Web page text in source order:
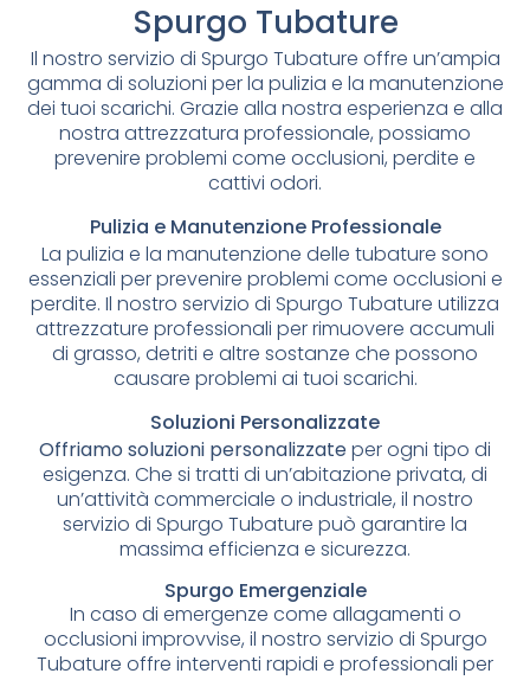
Spurgo Tubature
Il nostro servizio di Spurgo Tubature offre un’ampia
gamma di soluzioni per la pulizia e la manutenzione
dei tuoi scarichi. Grazie alla nostra esperienza e alla
nostra attrezzatura professionale, possiamo
prevenire problemi come occlusioni, perdite e
cattivi odori.
Pulizia e Manutenzione Professionale
La pulizia e la manutenzione delle tubature sono
essenziali per prevenire problemi come occlusioni e
perdite. Il nostro servizio di Spurgo Tubature utilizza
attrezzature professionali per rimuovere accumuli
di grasso, detriti e altre sostanze che possono
causare problemi ai tuoi scarichi.
Soluzioni Personalizzate
Offriamo soluzioni personalizzateper ogni tipo di
esigenza. Che si tratti di un’abitazione privata, di
un’attività commerciale o industriale, il nostro
servizio di Spurgo Tubature può garantire la
massima efficienza e sicurezza.
Spurgo Emergenziale
In caso di emergenze come allagamenti o
occlusioni improvvise, il nostro servizio di Spurgo
Tubature offre interventi rapidi e professionali per